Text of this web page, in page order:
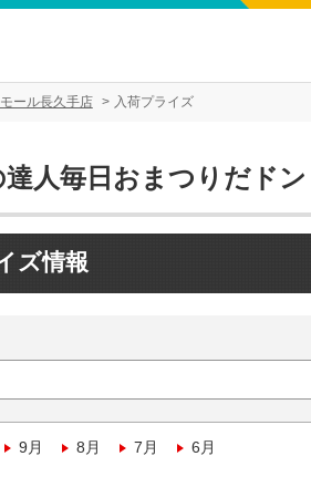
ール長久手店 入荷プライズ
人毎日おまつりだド
ズ情報
9月 8月 7月 6月